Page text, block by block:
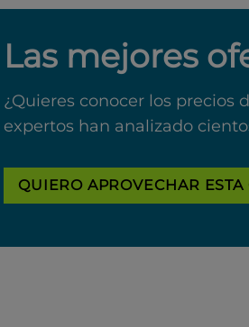
Las mejores
¿Quieres conocer los precios
expertos han analizado
QUIERO APROVECHAR ESTA